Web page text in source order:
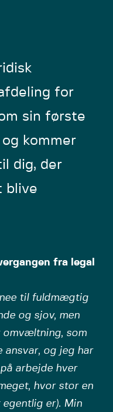
for
sin første
kommer
dig, der
blive
fra legal
til fuldmægtig
og sjov, men
som
og jeg har
arbejde hver
hvor stor en
er). Min